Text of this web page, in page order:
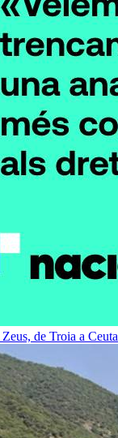
de Troia a Ceuta